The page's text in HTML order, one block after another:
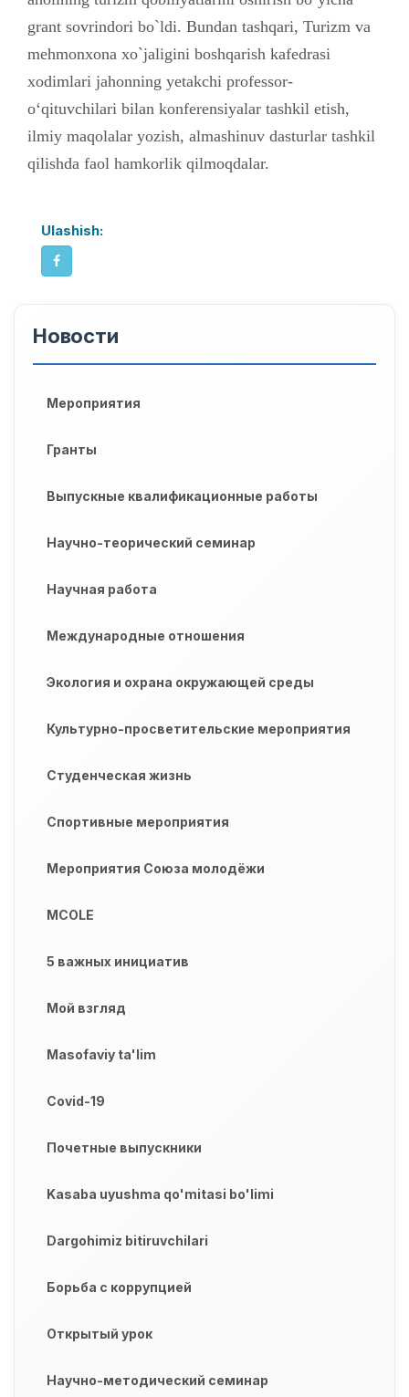
grant sovrindori bo`ldi. Bundan tashqari, Turizm va
mehmonxona xo`jaligini boshqarish kafеdrasi
xodimlari jahonning yetakchi professor-
o‘qituvchilari bilan konferensiyalar tashkil etish,
ilmiy maqolalar yozish, almashinuv dasturlar tashkil
qilishda faol hamkorlik qilmoqdalar.
Ulashish:
Новости
Мероприятия
Гранты
Выпускные квалификационные работы
Научно-теорический семинар
Научная работа
Международные отношения
Экология и охрана окружающей среды
Культурно-просветительские мероприятия
Студенческая жизнь
Спортивные мероприятия
Мероприятия Союза молодёжи
MCOLE
5 важных инициатив
Мой взгляд
Masofaviy ta'lim
Covid-19
Почетные выпускники
Kasaba uyushma qo'mitasi bo'limi
Dargohimiz bitiruvchilari
Борьба с коррупцией
Открытый урок
Научно-методический семинар